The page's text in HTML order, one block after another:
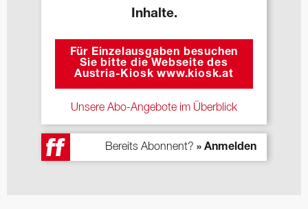
Inhalte.
Für Einzelausgaben besuchen
Sie bitte die Webseite des
Austria-Kiosk www.kiosk.at
Unsere Abo-Angebote im Überblick
Bereits Abonnent? » Anmelden